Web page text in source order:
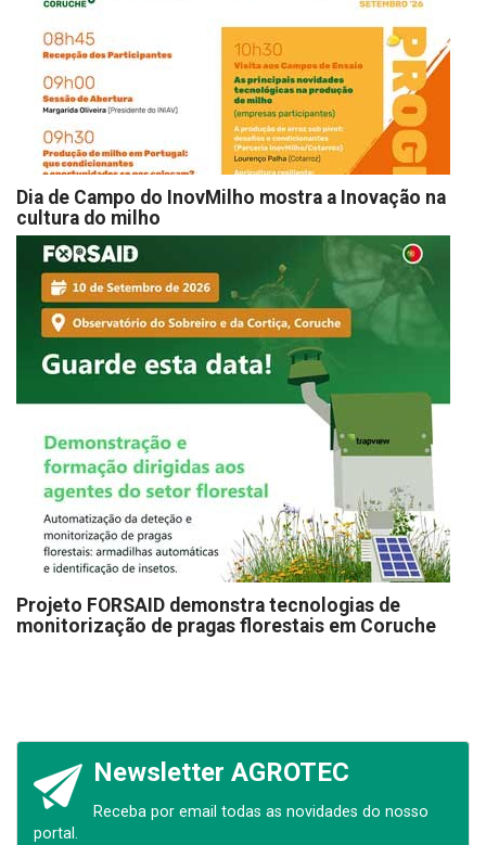
Dia de Campo do InovMilho mostra a Inovação na
cultura do milho
Projeto FORSAID demonstra tecnologias de
monitorização de pragas florestais em Coruche
Newsletter AGROTEC
Receba por email todas as novidades do nosso
portal.